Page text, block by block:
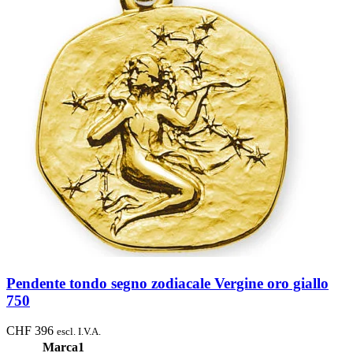
Pendente tondo segno zodiacale Vergine oro giallo
750
CHF 396 escl. I.V.A.
Marca1